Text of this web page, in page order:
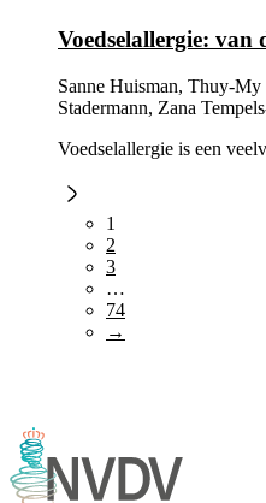
Voedselallergie: van
Sanne Huisman, Thuy-
Stadermann, Zana
Voedselallergie is een
1
2
3
…
74
→